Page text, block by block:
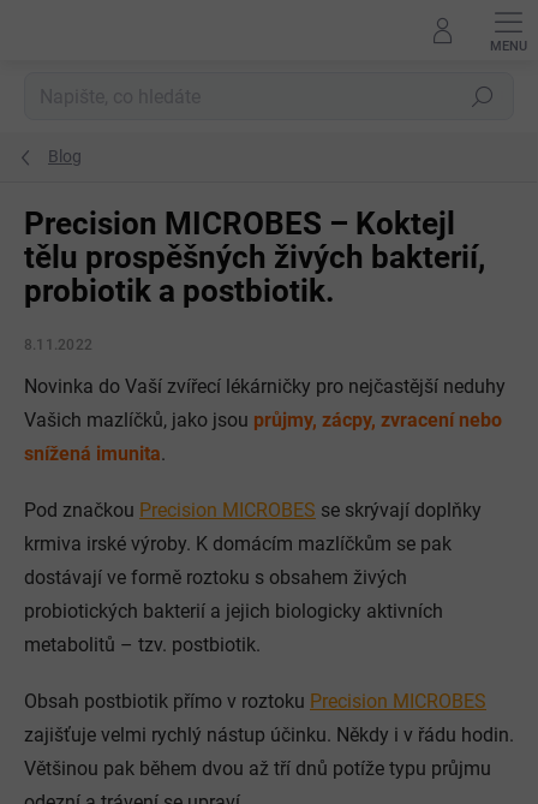
Hledat
Blog
Precision MICROBES – Koktejl
tělu prospěšných živých bakterií,
probiotik a postbiotik.
8.11.2022
Novinka do Vaší zvířecí lékárničky pro nejčastější neduhy
Vašich mazlíčků, jako jsou průjmy, zácpy, zvracení nebo
snížená imunita.
Pod značkou Precision MICROBES se skrývají doplňky
krmiva irské výroby. K domácím mazlíčkům se pak
dostávají ve formě roztoku s obsahem živých
probiotických bakterií a jejich biologicky aktivních
metabolitů – tzv. postbiotik.
Obsah postbiotik přímo v roztoku Precision MICROBES
zajišťuje velmi rychlý nástup účinku. Někdy i v řádu hodin.
Většinou pak během dvou až tří dnů potíže typu průjmu